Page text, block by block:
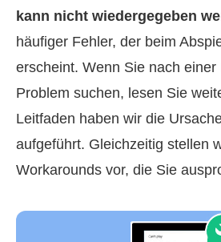
kann nicht wiedergegeben
häufiger Fehler, der beim
erscheint. Wenn Sie nach
Problem suchen, lesen Sie
Leitfaden haben wir die
aufgeführt. Gleichzeitig stellen
Workarounds vor, die Sie